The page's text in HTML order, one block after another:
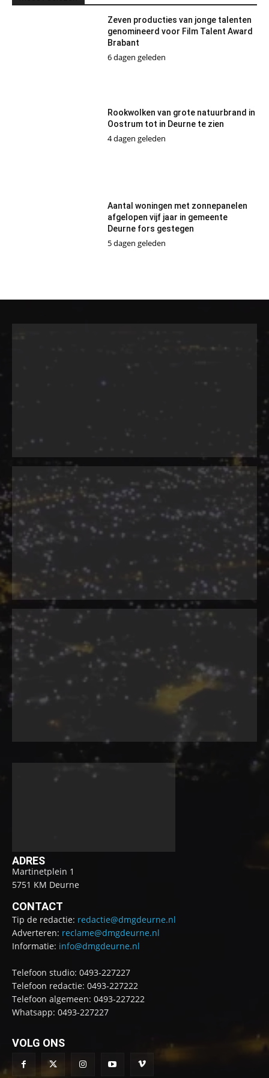
Zeven producties van jonge talenten
genomineerd voor Film Talent Award
Brabant
6 dagen geleden
Rookwolken van grote natuurbrand in
Oostrum tot in Deurne te zien
4 dagen geleden
Aantal woningen met zonnepanelen
afgelopen vijf jaar in gemeente
Deurne fors gestegen
5 dagen geleden
ADRES
Martinetplein 1
5751 KM Deurne
CONTACT
Tip de redactie: redactie@dmgdeurne.nl
Adverteren: reclame@dmgdeurne.nl
Informatie: info@dmgdeurne.nl
Telefoon studio: 0493-227227
Telefoon redactie: 0493-227222
Telefoon algemeen: 0493-227222
Whatsapp: 0493-227227
VOLG ONS